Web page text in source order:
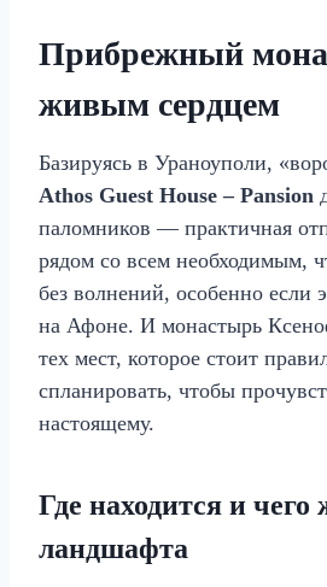
Прибрежный
живым сердцем
Базируясь в Ураноуполи,
Athos Guest House – Pansion
паломников — практичная
рядом со всем необходимым,
без волнений, особенно если
на Афоне. И монастырь
тех мест, которое стоит
спланировать, чтобы
настоящему.
Где находится и чего
ландшафта